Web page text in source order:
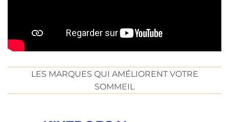
LES MARQUES QUI AMÉLIORENT VOTRE
SOMMEIL